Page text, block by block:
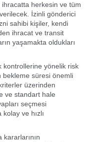
ihracatta herkesin ve tüm
İzinli gönderici
sahibi kişiler, kendi
ihracat ve transit
yaşamakta oldukları
kontrollerine yönelik risk
bekleme süresi önemli
üzerinden
ve standart hale
seçmesi
ve hızlı